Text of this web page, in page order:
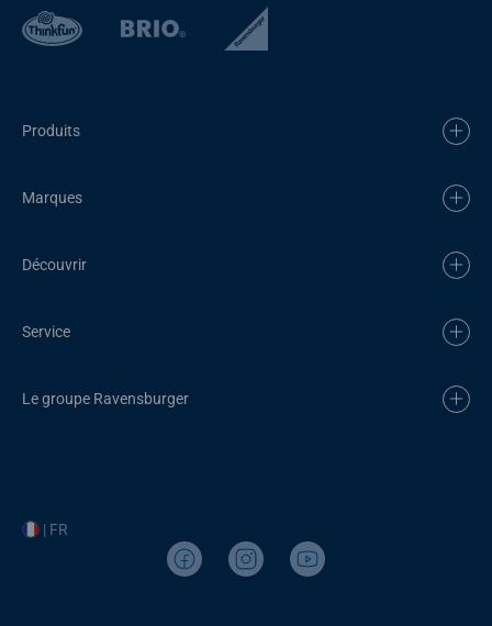
Produits
Marques
Découvrir
Service
Le groupe Ravensburger
| FR